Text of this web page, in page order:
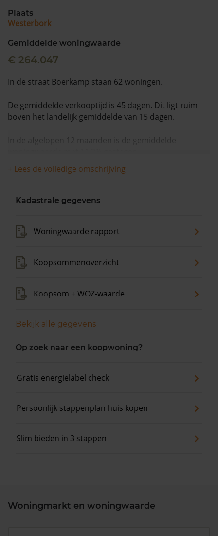
Plaats
Westerbork
Gemiddelde woningwaarde
€ 264.047
In de straat Boerkamp staan 62 woningen.
De gemiddelde verkooptijd is 45 dagen. Dit ligt ruim
boven het landelijk gemiddelde van 15 dagen.
In de afgelopen 12 maanden is de gemiddelde
+ Lees de volledige omschrijving
Kadastrale gegevens
Woningwaarde rapport
Koopsommenoverzicht
Koopsom + WOZ-waarde
Bekijk alle gegevens
Op zoek naar een koopwoning?
Gratis energielabel check
Persoonlijk stappenplan huis kopen
Slim bieden in 3 stappen
Woningmarkt en woningwaarde